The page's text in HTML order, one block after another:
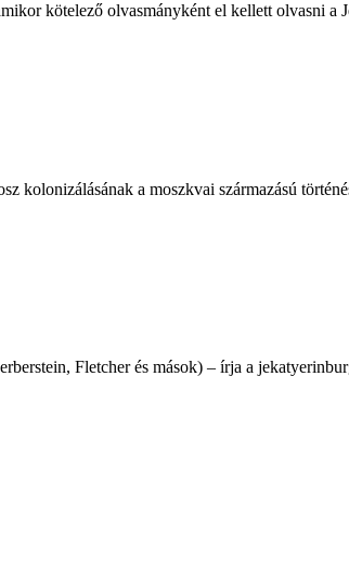
kötelező olvasmányként el kellett olvasni
kolonizálásának a moszkvai származású
Fletcher és mások) – írja a